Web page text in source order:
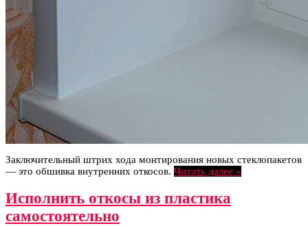
Заключительный штрих хода монтирования новых стеклопакетов
— это обшивка внутренних откосов. Читать далее »
Исполнить откосы из пластика
самостоятельно